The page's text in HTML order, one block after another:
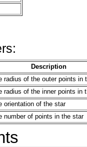
Description
radius of the outer points in
radius of the inner points in
orientation of the star
number of points in the star